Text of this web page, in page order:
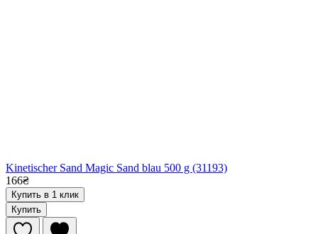
Kinetischer Sand Magic Sand blau 500 g (31193)
166₴
Купить в 1 клик
Купить